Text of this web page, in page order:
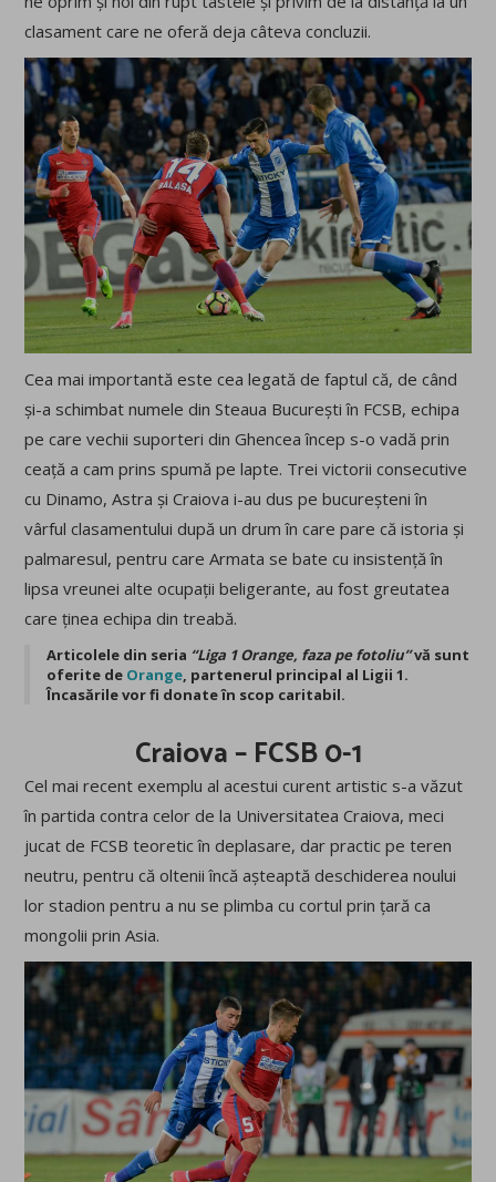
clasament care ne oferă deja câteva concluzii.
Cea mai importantă este cea legată de faptul că, de când
și-a schimbat numele din Steaua București în FCSB, echipa
pe care vechii suporteri din Ghencea încep s-o vadă prin
ceață a cam prins spumă pe lapte. Trei victorii consecutive
cu Dinamo, Astra și Craiova i-au dus pe bucureșteni în
vârful clasamentului după un drum în care pare că istoria și
palmaresul, pentru care Armata se bate cu insistență în
lipsa vreunei alte ocupații beligerante, au fost greutatea
care ținea echipa din treabă.
Articolele din seria “Liga 1 Orange, faza pe fotoliu”vă sunt
oferite de Orange, partenerul principal al Ligii 1.
Încasările vor fi donate în scop caritabil.
Craiova – FCSB 0-1
Cel mai recent exemplu al acestui curent artistic s-a văzut
în partida contra celor de la Universitatea Craiova, meci
jucat de FCSB teoretic în deplasare, dar practic pe teren
neutru, pentru că oltenii încă așteaptă deschiderea noului
lor stadion pentru a nu se plimba cu cortul prin țară ca
mongolii prin Asia.